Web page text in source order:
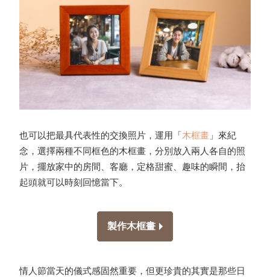
也可以把最具代表性的交換照片，運用「木框畫 」來紀
念，選擇兩種不同框色的木框畫，分別放入兩人各自的照
片，擺放家中的房間、客廳，定格甜蜜、趣味的瞬間，抬
起頭就可以時刻回憶當下。
製作木框畫
情人節當天的儀式感固然重要，但更珍貴的其實是那些日